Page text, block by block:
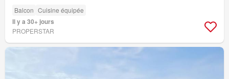
Balcon Cuisine équipée
Il y a 30+ jours
PROPERSTAR